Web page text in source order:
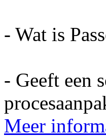
- Wat is
- Geeft een
Meer